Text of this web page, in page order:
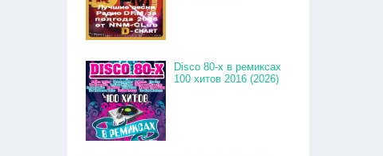
Disco 80-x в ремиксах
100 хитов 2016 (2026)